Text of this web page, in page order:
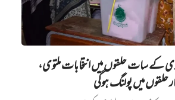
کے سات حلقوں میں انتخابات ملتوی،
حلقوں میں پولنگ ہوگی